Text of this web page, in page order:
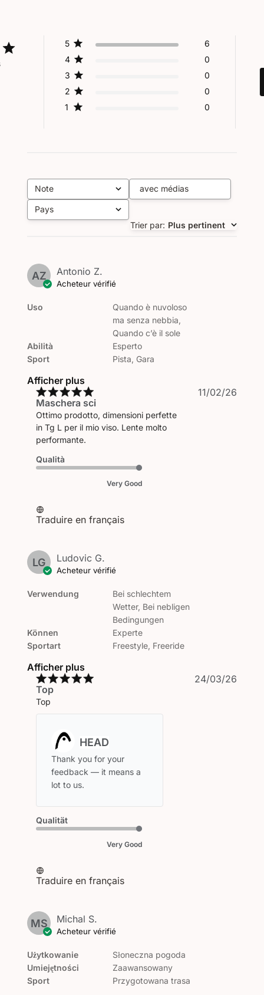
5
6
4
0
3
0
2
0
1
0
Note
Toutes les évaluations avec médias
Pays
Tous
Trier par: Plus pertinent
AZ Antonio Z.
Acheteur vérifié
Uso
Abilità
Sport
Quando è nuvoloso
ma senza nebbia,
Quando c’è il sole
Esperto
Pista, Gara
Afficher plus
Maschera sci
Ottimo prodotto, dimensioni perfette
in Tg L per il mio viso. Lente molto
performante.
Qualità
Very Good
Traduire en français
Date
11/02/26
LG Ludovic G.
Acheteur vérifié
Verwendung
Können
Sportart
Bei schlechtem
Wetter, Bei nebligen
Bedingungen
Experte
Freestyle, Freeride
Afficher plus
Top
Top
Commentaires
du
propriétaire
du
magasin
l'examen
par
Titre
le
Tue
2026
Thank you for your
feedback — it means a
lot to us.
Qualität
Very Good
Traduire en français
Date
24/03/26
MS Michal S.
Acheteur vérifié
Użytkowanie
Umiejętności
Sport
Słoneczna pogoda
Zaawansowany
Przygotowana trasa